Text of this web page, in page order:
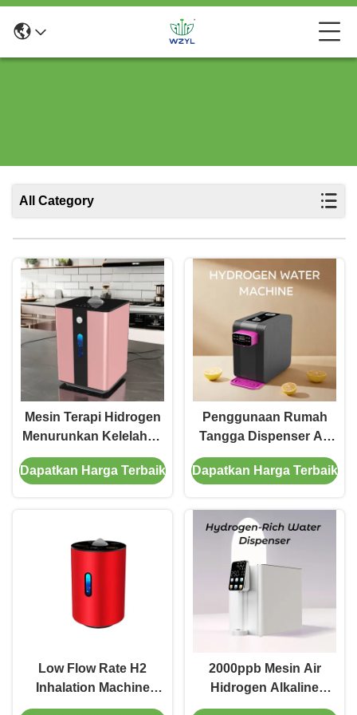
All Category
Mesin Terapi Hidrogen
Menurunkan Kelelahan
Meningkatkan Kualitas
Tidur 150ml/Min
Dapatkan Harga Terbaik
Penggunaan Rumah
Tangga Dispenser Air
Hidrogen 4000ppb
2200W Meningkatkan
Dapatkan Harga Terbaik
Low Flow Rate H2
Inhalation Machine
Portable Hydrogen Gas
2000ppb Mesin Air
Hidrogen Alkaline
Untuk Rumah